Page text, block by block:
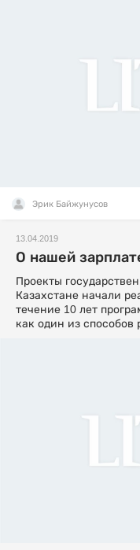
Эрик Байжунусов
13.04.2019
О нашей
Проекты
Казахстане начали
течение 10 лет
как один из способов